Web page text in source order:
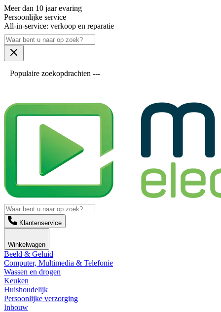
Meer dan 10 jaar evaring
Persoonlijke service
All-in-service: verkoop en reparatie
Populaire zoekopdrachten ---
Klantenservice
Winkelwagen
Beeld & Geluid
Computer, Multimedia & Telefonie
Wassen en drogen
Keuken
Huishoudelijk
Persoonlijke verzorging
Inbouw